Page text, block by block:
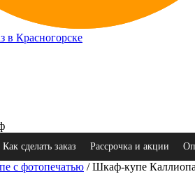
в Красногорске
Как сделать заказ Рассрочка и акции
с фотопечатью / Шкаф-купе